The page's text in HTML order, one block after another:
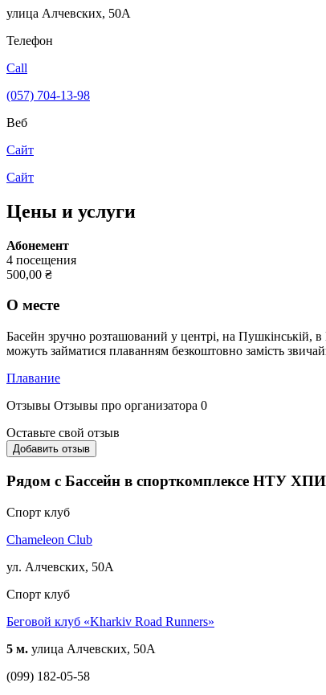
улица Алчевских, 50А
Телефон
Call
(057) 704-13-98
Веб
Сайт
Сайт
Цены и услуги
Абонемент
4 посещения
500,00 ₴
О месте
Басейн зручно розташований у центрі, на Пушкінській,
можуть займатися плаванням безкоштовно замість
Плавание
Отзывы Отзывы про организатора 0
Оставьте свой отзыв
Добавить отзыв
Рядом с Бассейн в спорткомплексе НТУ ХПИ
Спорт клуб
Chameleon Club
ул. Алчевских, 50А
Спорт клуб
Беговой клуб «Kharkiv Road Runners»
5 м. улица Алчевских, 50А
(099) 182-05-58